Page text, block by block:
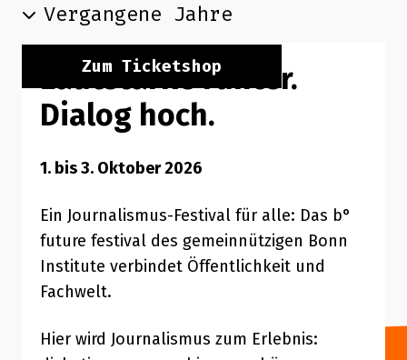
Vergangene Jahre
Zum Ticketshop
Lautstärke runter.
Dialog hoch.
1. bis 3. Oktober 2026
Ein Journalismus-Festival für alle: Das b°
future festival des gemeinnützigen Bonn
Institute verbindet Öffentlichkeit und
Fachwelt.
Hier wird Journalismus zum Erlebnis: